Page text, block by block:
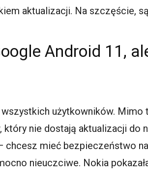
aktualizacji. Na szczęście,
Android 11,
użytkowników.
nie dostają aktualizacji do
chcesz mieć bezpieczeństwo
nieuczciwe. Nokia